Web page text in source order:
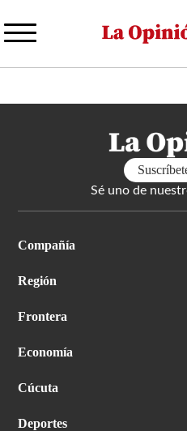
Sé uno de
Compañía
Región
Frontera
Economía
Cúcuta
Deportes